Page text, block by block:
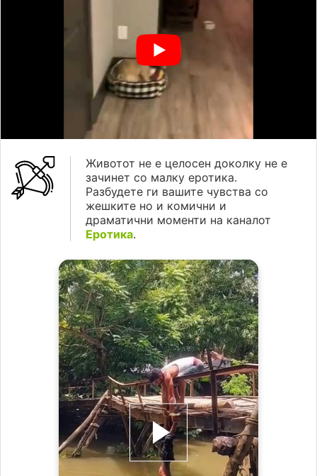
Животот не е целосен доколку не е
зачинет со малку еротика.
Разбудете ги вашите чувства со
жешките но и комични и
драматични моменти на каналот
Еротика.